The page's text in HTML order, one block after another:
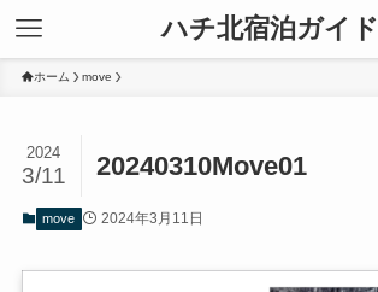
ハチ北宿泊ガイド
ホーム move
20240310Move01
2024
3/11
move 2024年3月11日